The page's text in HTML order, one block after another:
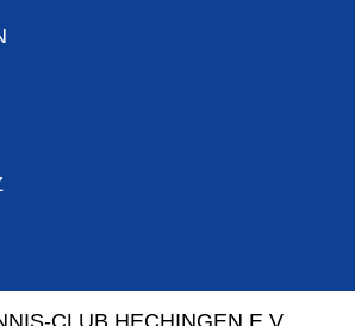
CLUB HECHINGEN E.V.